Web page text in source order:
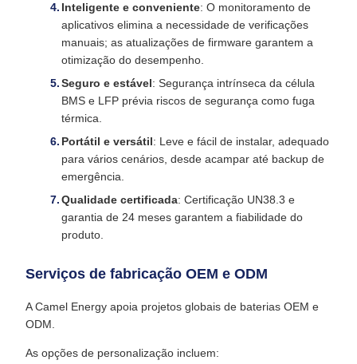
Inteligente e conveniente: O monitoramento de
aplicativos elimina a necessidade de verificações
manuais; as atualizações de firmware garantem a
otimização do desempenho.
Seguro e estável: Segurança intrínseca da célula
BMS e LFP prévia riscos de segurança como fuga
térmica.
Portátil e versátil: Leve e fácil de instalar, adequado
para vários cenários, desde acampar até backup de
emergência.
Qualidade certificada: Certificação UN38.3 e
garantia de 24 meses garantem a fiabilidade do
produto.
Serviços de fabricação OEM e ODM
A Camel Energy apoia projetos globais de baterias OEM e
ODM.
As opções de personalização incluem: